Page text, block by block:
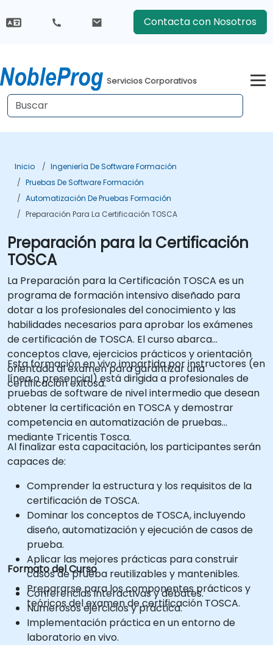
Contacta con Nosotros
Servicios Corporativos
Inicio
Ingeniería De Software Formación
Pruebas De Software Formación
Automatización De Pruebas Formación
Preparación Para La Certificación TOSCA
Preparación para la Certificación
TOSCA
La Preparación para la Certificación TOSCA es un
programa de formación intensivo diseñado para
dotar a los profesionales del conocimiento y las
habilidades necesarios para aprobar los exámenes
de certificación de TOSCA. El curso abarca
conceptos clave, ejercicios prácticos y orientación
orientada al examen para garantizar una
certificación exitosa.
Esta formación en vivo impartida por instructores (en
línea o presencial) está dirigida a profesionales de
pruebas de software de nivel intermedio que desean
obtener la certificación en TOSCA y demostrar
competencia en automatización de pruebas
mediante Tricentis Tosca.
Al finalizar esta capacitación, los participantes serán
capaces de:
Comprender la estructura y los requisitos de la
certificación de TOSCA.
Dominar los conceptos de TOSCA, incluyendo
diseño, automatización y ejecución de casos de
prueba.
Aplicar las mejores prácticas para construir
casos de prueba reutilizables y mantenibles.
Prepararse para los componentes prácticos y
teóricos del examen de certificación TOSCA.
Formato del Curso
Conferencias interactivas y debates.
Numerosos ejercicios y práctica.
Implementación práctica en un entorno de
laboratorio en vivo.